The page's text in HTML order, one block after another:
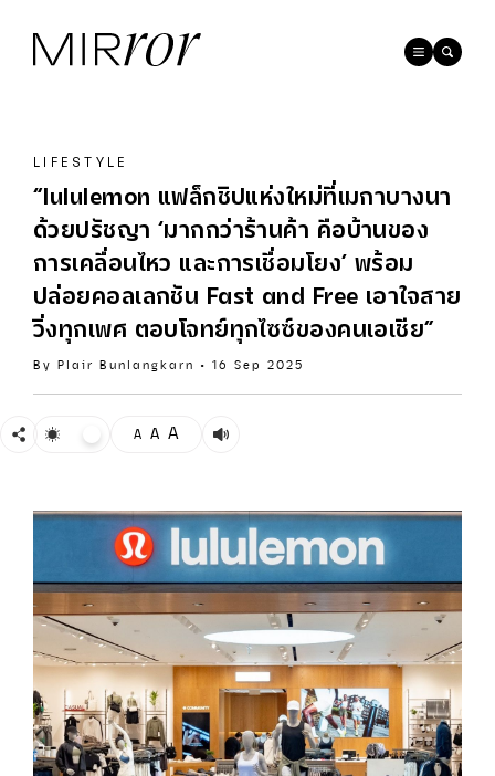
LIFESTYLE
“lululemon แฟล็กชิปแห่งใหม่ที่เมกาบางนา
ด้วยปรัชญา ‘มากกว่าร้านค้า คือบ้านของ
การเคลื่อนไหว และการเชื่อมโยง’ พร้อม
ปล่อยคอลเลกชัน Fast and Free เอาใจสาย
วิ่งทุกเพศ ตอบโจทย์ทุกไซซ์ของคนเอเชีย”
By Plair Bunlangkarn • 16 Sep 2025
A A A